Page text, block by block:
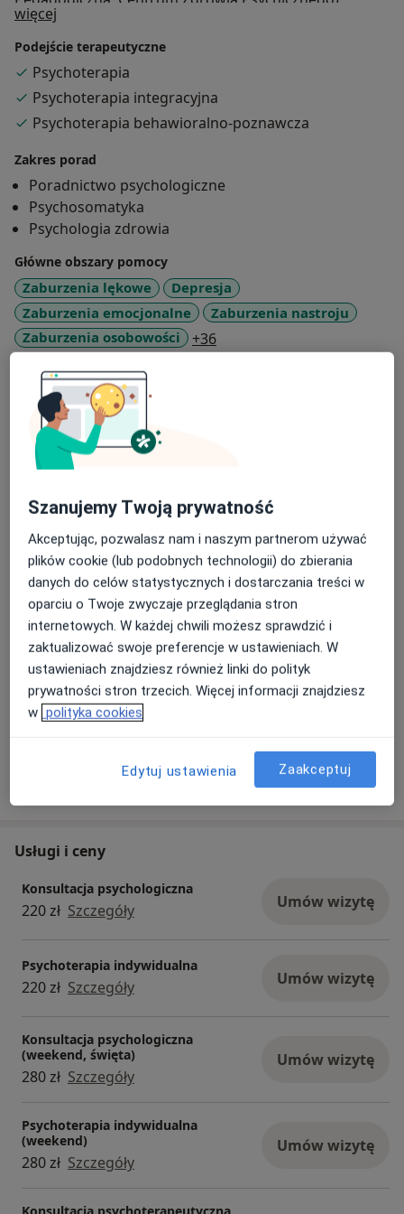
więcej
Podejście terapeutyczne
Psychoterapia
Psychoterapia integracyjna
Psychoterapia behawioralno-poznawcza
Zakres porad
Poradnictwo psychologiczne
Psychosomatyka
Psychologia zdrowia
Główne obszary pomocy
Zaburzenia lękowe
Depresja
Zaburzenia emocjonalne
Zaburzenia nastroju
Zaburzenia osobowości
+36a11y_sr_more_diseases
Pacjenci których przyjmuję
Dorośli
Dzieci (Tylko pod niektórymi adresami)
Rodzaje konsultacji
Konsultacje onlineZobacz kalendarz online
Zdjęcia i filmy
Zobacz galerię (4)
Pokaż więcejo doświadczeniu
Usługi i ceny
Konsultacja psychologiczna
220 zł Szczegóły Umów wizytę
Psychoterapia indywidualna
220 zł Szczegóły Umów wizytę
Konsultacja psychologiczna
(weekend, święta)
280 zł Szczegóły
Umów wizytę
Psychoterapia indywidualna
(weekend)
280 zł Szczegóły
Umów wizytę
Szanujemy Twoją prywatność
Akceptując, pozwalasz nam i naszym partnerom używać
plików cookie (lub podobnych technologii) do zbierania
danych do celów statystycznych i dostarczania treści w
oparciu o Twoje zwyczaje przeglądania stron
internetowych. W każdej chwili możesz sprawdzić i
zaktualizować swoje preferencje w ustawieniach. W
ustawieniach znajdziesz również linki do polityk
prywatności stron trzecich. Więcej informacji znajdziesz
w polityka cookies
Edytuj ustawienia Zaakceptuj